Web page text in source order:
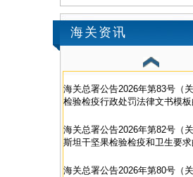
海关资讯
海关总署公告2026年第83号（
检验检疫行政处罚法律文书模
海关总署公告2026年第82号（
斯坦干坚果检验检疫和卫生要求
海关总署公告2026年第80号（